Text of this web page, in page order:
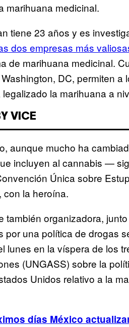
marihuana medicinal.
tiene 23 años y es
dos empresas más
de marihuana medicinal.
DC, permiten a
la marihuana a
VICE
aunque mucho ha
incluyen al cannabis —
Única sobre
con la heroína.
también organizadora,
por una política de drogas
lunes en la víspera de los
(UNGASS) sobre la
Unidos relativo a la
días México